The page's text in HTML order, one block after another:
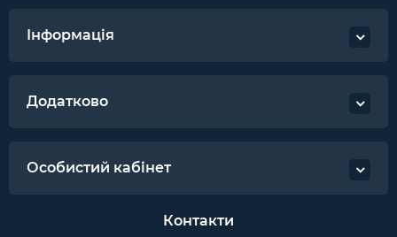
Інформація
Додатково
Особистий кабінет
Контакти